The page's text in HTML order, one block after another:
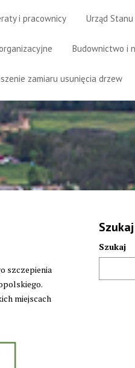
i pracownicy Urząd
Budownictwo i
zamiaru usunięcia drzew
szczepienia
miejscach
Szukaj
Szukaj